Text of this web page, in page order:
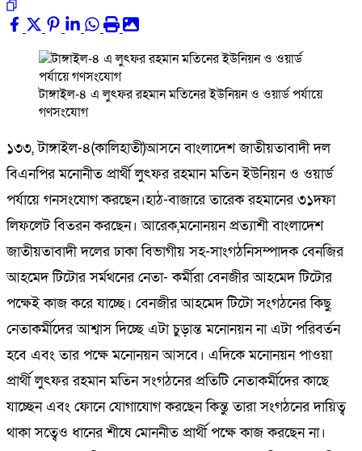
টাঙ্গাইল-৪ এ লুৎফর রহমান মতিনের ইউনিয়ন ও ওয়ার্ড পর্যায়ে
গণসংযোগ
১৩৩, টাঙ্গাইল-৪(কালিহাতী)আসনে বাংলাদেশ জাতীয়তাবাদী দল
বিএনপির মনোনীত প্রার্থী লুৎফর রহমান মতিন ইউনিয়ন ও ওয়ার্ড
পর্যায়ে গনসংযোগ করছেন।হাঠ-বাজারে তারেক রহমানের ৩১দফা
লিফলেট বিতরন করছেন। আরেক,মনোনয়ন প্রত্যাশী বাংলাদেশ
জাতীয়তাবাদী দলের ঢাকা বিভাগীয় সহ-সাংগঠনিসম্পাদক বেনজির
আহমেদ টিটোর সর্মথনের নেতা- কর্মীরা বেনজীর আহমেদ টিটোর
পক্ষেই কাজ করে যাচ্ছে। বেনজীর আহমেদ টিটো সংগঠনের কিছু
নেতাকর্মীদের আশ্বাস দিচ্ছে এটা চুড়ান্ত মনোনয়ন না এটা পরিবর্তন
হবে এবং তার পক্ষে মনোনয়ন আসবে। এদিকে মনোনয়ন পাওয়া
প্রার্থী লুৎফর রহমান মতিন সংগঠনের প্রতিটি নেতাকর্মীদের কাছে
যাচ্ছেন এবং ফোনে যোগাযোগ করছেন কিন্তু তারা সংগঠনের দায়িত্ব
থাকা সত্বেও ধানের শীষে মোননীত প্রার্থী পক্ষে কাজ করছেন না।